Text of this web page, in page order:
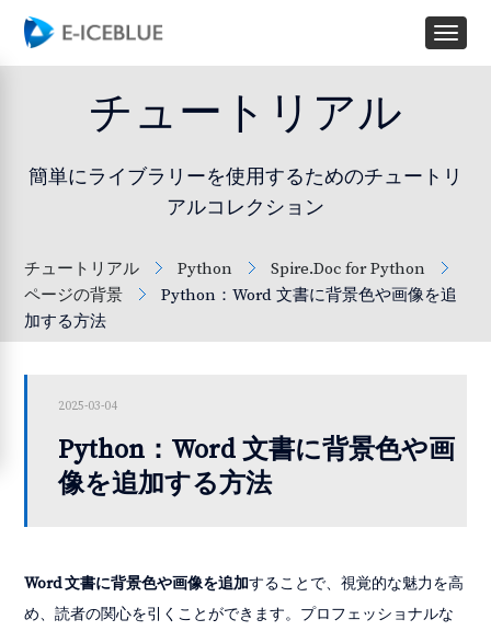
チュートリアル
簡単にライブラリーを使用するためのチュートリ
アルコレクション
チュートリアル Python
Spire.Doc for Python
ページの背景
Python：Word 文書に背景色や画像を追
加する方法
2025-03-04
Python：Word 文書に背景色や画
像を追加する方法
Word 文書に背景色や画像を追加することで、視覚的な魅力を高
め、読者の関心を引くことができます。プロフェッショナルな